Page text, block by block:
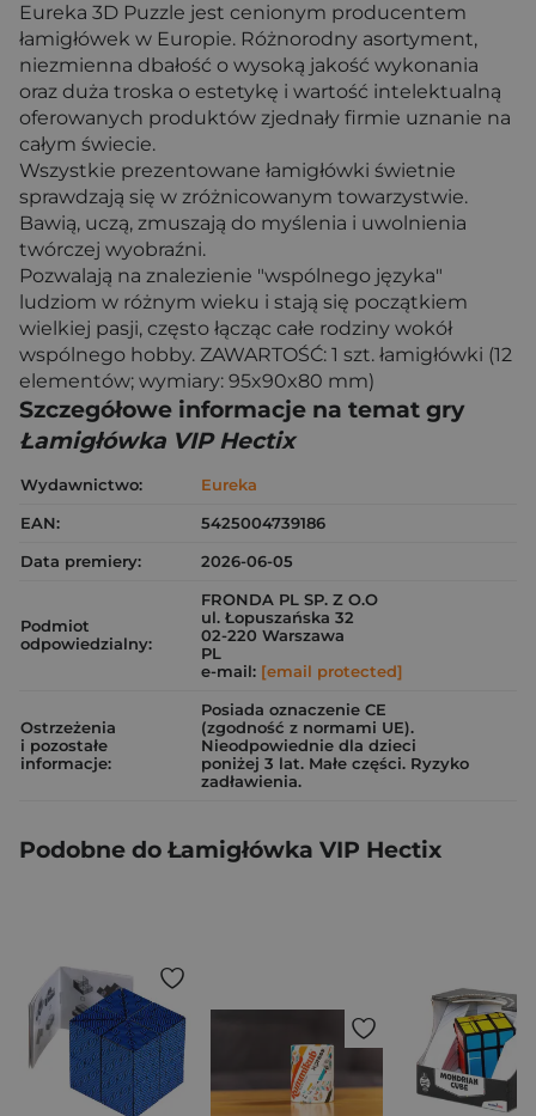
Eureka 3D Puzzle jest cenionym producentem
łamigłówek w Europie. Różnorodny asortyment,
niezmienna dbałość o wysoką jakość wykonania
oraz duża troska o estetykę i wartość intelektualną
oferowanych produktów zjednały firmie uznanie na
całym świecie.
Wszystkie prezentowane łamigłówki świetnie
sprawdzają się w zróżnicowanym towarzystwie.
Bawią, uczą, zmuszają do myślenia i uwolnienia
twórczej wyobraźni.
Pozwalają na znalezienie "wspólnego języka"
ludziom w różnym wieku i stają się początkiem
wielkiej pasji, często łącząc całe rodziny wokół
wspólnego hobby. ZAWARTOŚĆ: 1 szt. łamigłówki (12
elementów; wymiary: 95x90x80 mm)
Szczegółowe informacje na temat gry
Łamigłówka VIP Hectix
Wydawnictwo:
Eureka
EAN:
5425004739186
Data premiery:
2026-06-05
Podmiot
odpowiedzialny:
FRONDA PL SP. Z O.O
ul. Łopuszańska 32
02-220 Warszawa
PL
e-mail: [email protected]
Ostrzeżenia
i pozostałe
informacje:
Posiada oznaczenie CE
(zgodność z normami UE).
Nieodpowiednie dla dzieci
poniżej 3 lat. Małe części. Ryzyko
zadławienia.
Podobne do Łamigłówka VIP Hectix